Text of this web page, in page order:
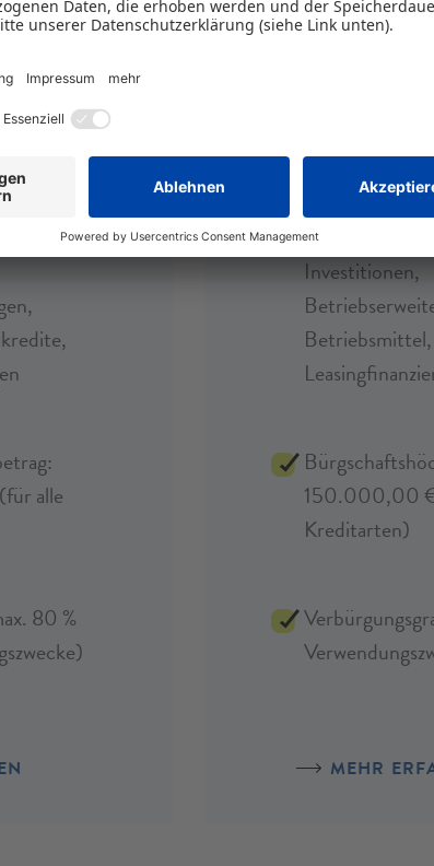
alle
80 %
BBB -
Tätige
Investitionen,
150.000,00
Kreditarten)
MEHR